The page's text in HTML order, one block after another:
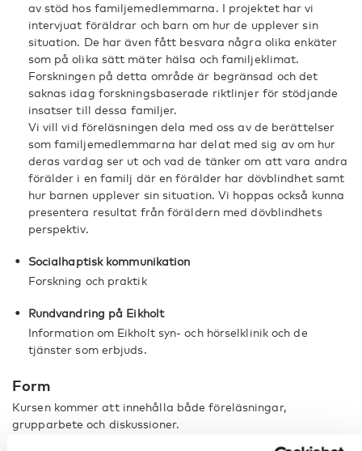
av stöd hos familjemedlemmarna. I projektet har vi
intervjuat föräldrar och barn om hur de upplever sin
situation. De har även fått besvara några olika enkäter
som på olika sätt mäter hälsa och familjeklimat.
Forskningen på detta område är begränsad och det
saknas idag forskningsbaserade riktlinjer för stödjande
insatser till dessa familjer.
Vi vill vid föreläsningen dela med oss av de berättelser
som familjemedlemmarna har delat med sig av om hur
deras vardag ser ut och vad de tänker om att vara andra
förälder i en familj där en förälder har dövblindhet samt
hur barnen upplever sin situation. Vi hoppas också kunna
presentera resultat från föräldern med dövblindhets
perspektiv.
Socialhaptisk kommunikation
Forskning och praktik
Rundvandring på Eikholt
Information om Eikholt syn- och hörselklinik och de
tjänster som erbjuds.
Form
Kursen kommer att innehålla både föreläsningar,
grupparbete och diskussioner.